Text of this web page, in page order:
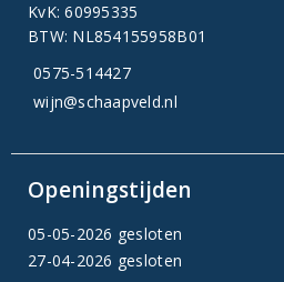
KvK: 60995335
BTW: NL854155958B01
0575-514427
wijn@schaapveld.nl
Openingstijden
05-05-2026 gesloten
27-04-2026 gesloten